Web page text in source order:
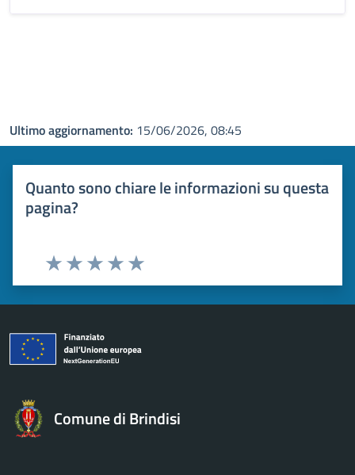
Ultimo aggiornamento: 15/06/2026, 08:45
Quanto sono chiare le informazioni su questa
pagina?
Valuta 5 stelle su 5
Valuta 4 stelle su 5
Valuta 3 stelle su 5
Valuta 2 stelle su 5
Valuta 1 stelle su 5
Comune di Brindisi